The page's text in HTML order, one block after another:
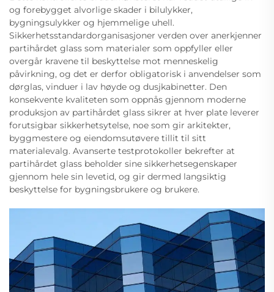
og forebygget alvorlige skader i bilulykker,
bygningsulykker og hjemmelige uhell.
Sikkerhetsstandardorganisasjoner verden over anerkjenner
partihårdet glass som materialer som oppfyller eller
overgår kravene til beskyttelse mot menneskelig
påvirkning, og det er derfor obligatorisk i anvendelser som
dørglas, vinduer i lav høyde og dusjkabinetter. Den
konsekvente kvaliteten som oppnås gjennom moderne
produksjon av partihårdet glass sikrer at hver plate leverer
forutsigbar sikkerhetsytelse, noe som gir arkitekter,
byggmestere og eiendomsutøvere tillit til sitt
materialevalg. Avanserte testprotokoller bekrefter at
partihårdet glass beholder sine sikkerhetsegenskaper
gjennom hele sin levetid, og gir dermed langsiktig
beskyttelse for bygningsbrukere og brukere.